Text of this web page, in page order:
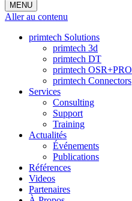
MENU
Aller au contenu
primtech Solutions
primtech 3d
primtech DT
primtech OSR+PRO
primtech Connectors
Services
Consulting
Support
Training
Actualités
Événements
Publications
Références
Videos
Partenaires